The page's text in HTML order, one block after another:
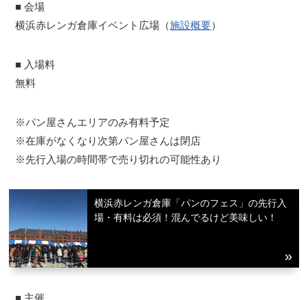
■ 会場
横浜赤レンガ倉庫イベント広場（施設概要）
■ 入場料
無料
※パン屋さんエリアのみ有料予定
※在庫がなくなり次第パン屋さんは閉店
※先行入場の時間帯で売り切れの可能性あり
横浜赤レンガ倉庫「パンのフェス」の先行入
場・有料は必須！混んでるけど美味しい！
■ 主催